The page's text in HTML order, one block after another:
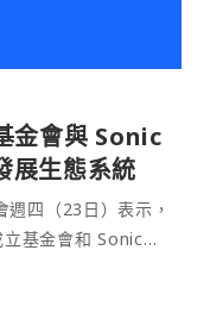
金會與 Sonic
展生態系統
四（23日）表示，
基金會和 Sonic